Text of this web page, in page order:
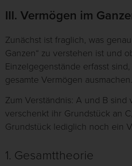
III. Vermögen im
Zunächst ist fraglich, was
Ganzen“ zu verstehen ist und
Einzelgegenstände erfasst
gesamte Vermögen ausmachen.
Zum Verständnis: A und B sind
verschenkt ihr Grundstück an
Grundstück lediglich noch ein
1. Gesamttheorie